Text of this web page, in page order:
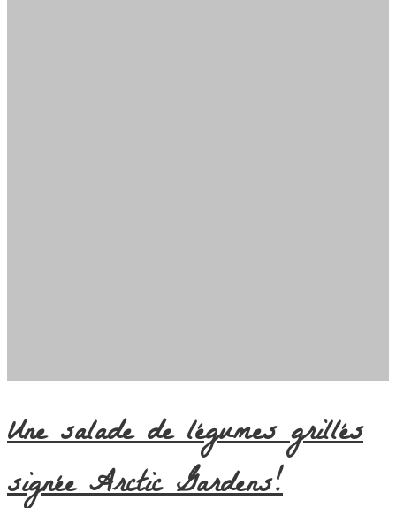
Une salade de légumes grillés
signée Arctic Gardens!